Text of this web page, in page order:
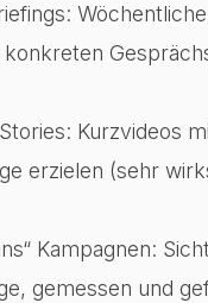
Kurzvideos
erzielen (sehr
Kampagnen:
gemessen und